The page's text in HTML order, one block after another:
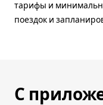
тарифы и
поездок и
С